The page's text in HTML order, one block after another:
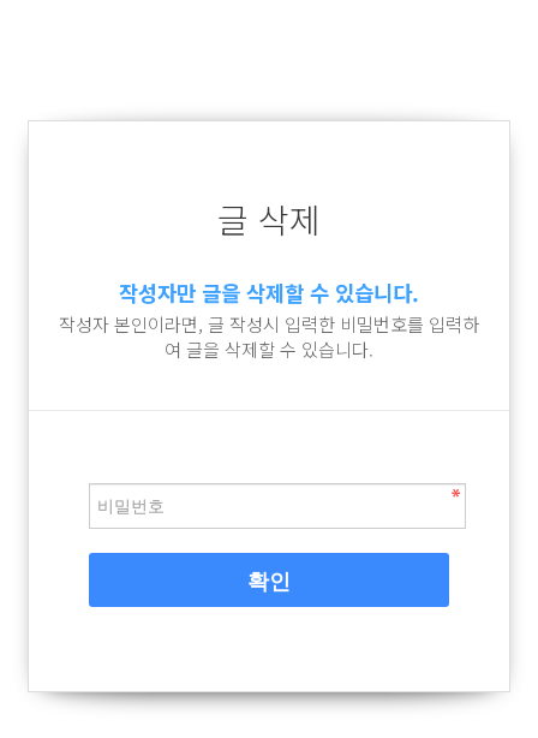
글 삭제
작성자만 글을 삭제할 수 있습니다.
작성자 본인이라면, 글 작성시 입력한 비밀번호를 입력하
여 글을 삭제할 수 있습니다.